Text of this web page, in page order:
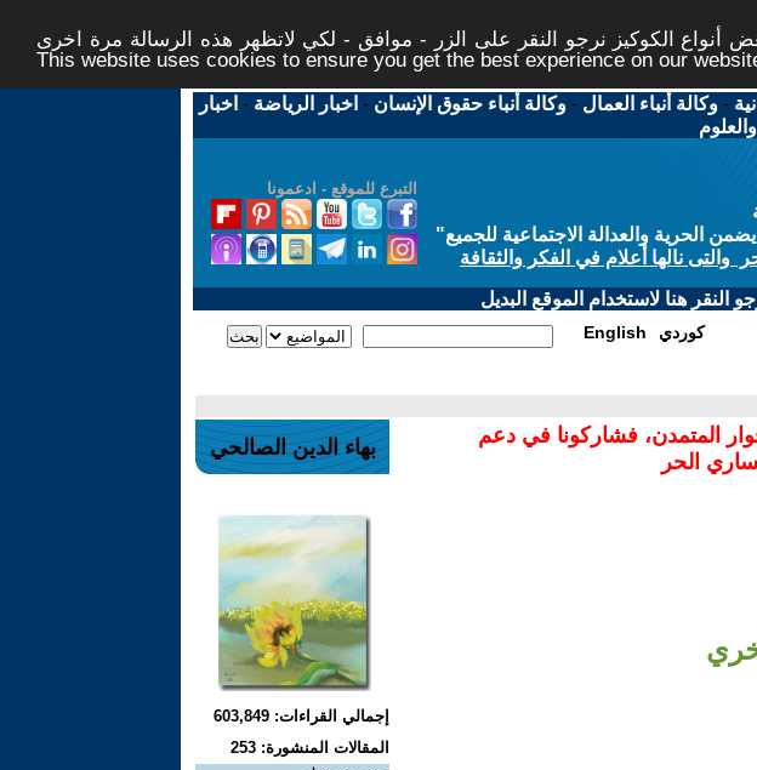
الكوكيز نرجو النقر على الزر - موافق - لكي لاتظهر هذه الرسالة مرة اخرى -
This website uses cookies to ensure you get the best experience on our
-وكالة أنباء العمال -وكالة أنباء حقوق الإنسان - اخبار الرياضة - اخبار
التبرع للموقع - ادعمونا
الحرية والعدالة الاجتماعية للجميع"
نالها أعلام في الفكر والثقافة
النقر هنا لاستخدام الموقع البديل
English كوردي
المتمدن، فشاركونا في دعم
الحر
بهاء الدين الصالحي
إجمالي القراءات: 603,849
المقالات المنشورة: 253